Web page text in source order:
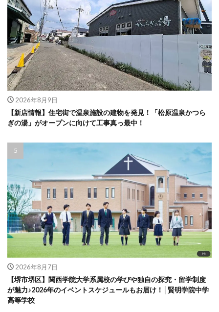
2026年8月9日
【新店情報】住宅街で温泉施設の建物を発見！「松原温泉かつら
ぎの湯」がオープンに向けて工事真っ最中！
2026年8月7日
【堺市堺区】関西学院大学系属校の学びや独自の探究・留学制度
が魅力♪2026年のイベントスケジュールもお届け！│賢明学院中学
高等学校